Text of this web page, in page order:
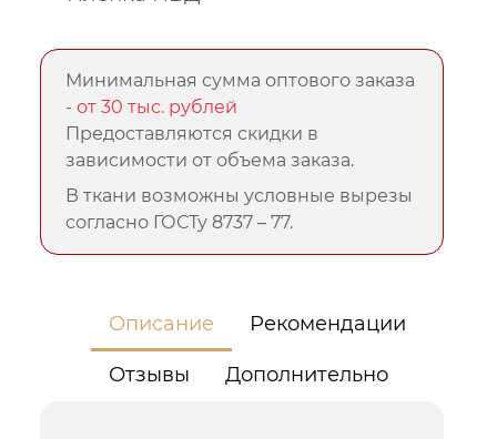
Минимальная сумма оптового заказа
-от 30 тыс. рублей
Предоставляются скидки в
зависимости от объема заказа.
В ткани возможны условные вырезы
согласно ГОСТу 8737 – 77.
Описание Рекомендации
Отзывы Дополнительно